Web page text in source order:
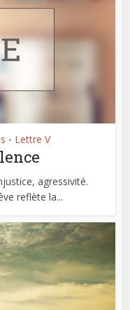
• Lettre V
agressivité.
reflète la...